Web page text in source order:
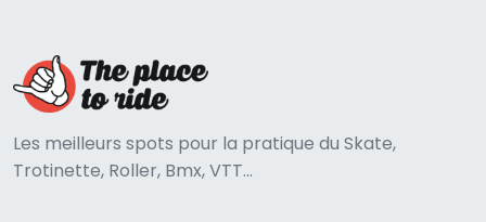
Les meilleurs spots pour la pratique du Skate,
Trotinette, Roller, Bmx, VTT...